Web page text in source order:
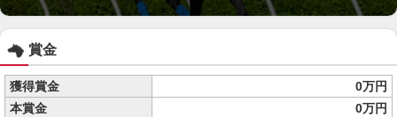
賞金
獲得賞金
0万円
本賞金
0万円